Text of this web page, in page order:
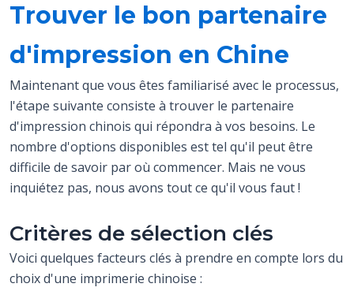
Trouver le bon partenaire
d'impression en Chine
Maintenant que vous êtes familiarisé avec le processus,
l'étape suivante consiste à trouver le partenaire
d'impression chinois qui répondra à vos besoins. Le
nombre d'options disponibles est tel qu'il peut être
difficile de savoir par où commencer. Mais ne vous
inquiétez pas, nous avons tout ce qu'il vous faut !
Critères de sélection clés
Voici quelques facteurs clés à prendre en compte lors du
choix d'une imprimerie chinoise :